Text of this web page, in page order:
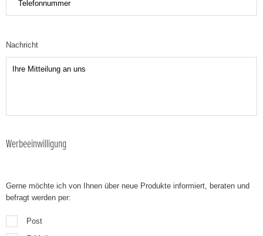
Nachricht
Werbeeinwilligung
Gerne möchte ich von Ihnen über neue Produkte informiert, beraten und
befragt werden per:
Post